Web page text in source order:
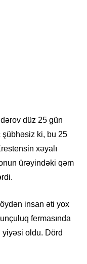
düz 25 gün
şübhəsiz ki, bu 25
xəyalı
ürəyindəki qəm
insan əti yox
fermasında
yiyəsi oldu. Dörd